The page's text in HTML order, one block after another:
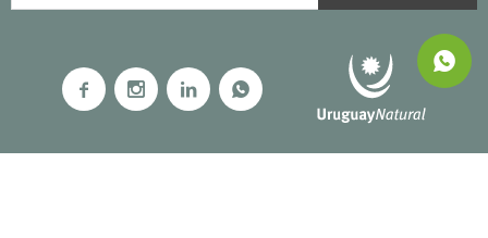
   